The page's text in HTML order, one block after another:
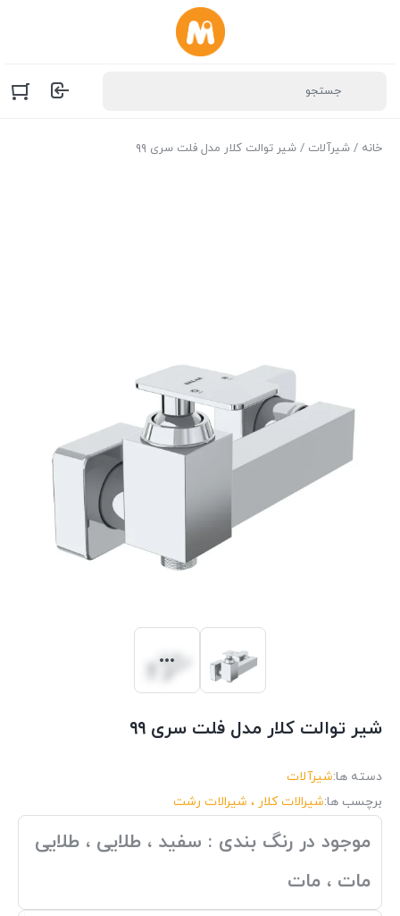
خانه / شیرآلات / شیر توالت کلار مدل فلت سری ۹۹
شیر توالت کلار مدل فلت سری ۹۹
دسته ها:شیرآلات
برچسب ها:شیرالات کلار ، شیرالات رشت
موجود در رنگ بندی : سفید ، طلایی ، طلایی
مات ، مات